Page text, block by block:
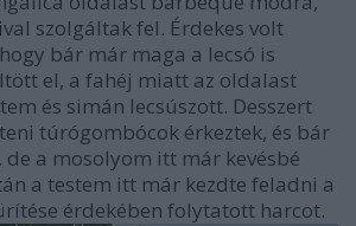
szolgáltak fel. Érdekes volt
bár már maga a lecsó is
el, a fahéj miatt az oldalast
és simán lecsúszott. Desszert
túrógombócok érkeztek, és bár
a mosolyom itt már kevésbé
a testem itt már kezdte feladni a
érdekében folytatott harcot.